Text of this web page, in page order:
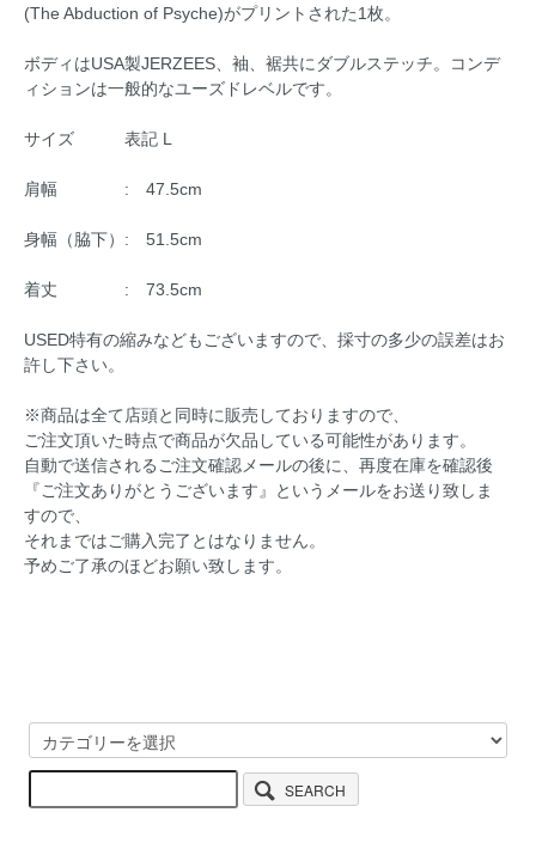
(The Abduction of Psyche)がプリントされた1枚。
ボディはUSA製JERZEES、袖、裾共にダブルステッチ。コンデ
ィションは一般的なユーズドレベルです。
サイズ 表記 L
肩幅 : 47.5cm
身幅（脇下）: 51.5cm
着丈 : 73.5cm
USED特有の縮みなどもございますので、採寸の多少の誤差はお
許し下さい。
※商品は全て店頭と同時に販売しておりますので、
ご注文頂いた時点で商品が欠品している可能性があります。
自動で送信されるご注文確認メールの後に、再度在庫を確認後
『ご注文ありがとうございます』というメールをお送り致しま
すので、
それまではご購入完了とはなりません。
予めご了承のほどお願い致します。
SEARCH